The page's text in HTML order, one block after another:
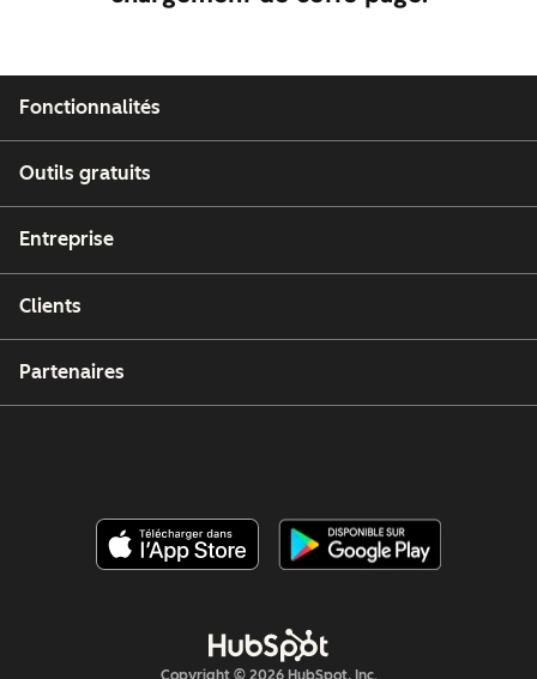
Fonctionnalités
Outils gratuits
Entreprise
Clients
Partenaires
Copyright © 2026 HubSpot, Inc.